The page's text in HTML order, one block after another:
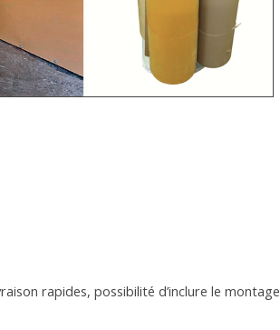
rapides, possibilité d’inclure le montage